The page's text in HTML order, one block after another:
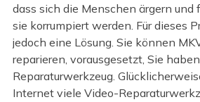
dass sich die Menschen ärgern und
sie korrumpiert werden. Für dieses
jedoch eine Lösung. Sie können
reparieren, vorausgesetzt, Sie
Reparaturwerkzeug.
Internet viele Video-